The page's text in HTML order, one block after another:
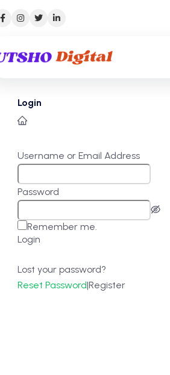
Login
Username or Email Address
Password
Remember me.
Login
Lost your password?
Reset Password|Register